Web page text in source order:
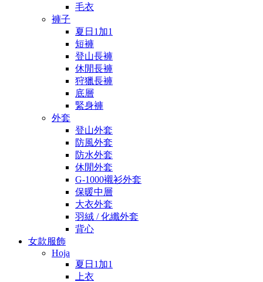
毛衣
褲子
夏日1加1
短褲
登山長褲
休閒長褲
狩獵長褲
底層
緊身褲
外套
登山外套
防風外套
防水外套
休閒外套
G-1000襯衫外套
保暖中層
大衣外套
羽絨 / 化纖外套
背心
女款服飾
Hoja
夏日1加1
上衣